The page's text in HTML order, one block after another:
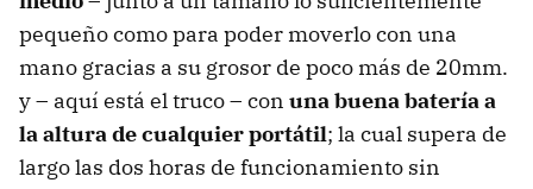
pequeño como para poder moverlo con una
mano gracias a su grosor de poco más de 20mm.
y – aquí está el truco – con una buena batería a
la altura de cualquier portátil; la cual supera de
largo las dos horas de funcionamiento sin